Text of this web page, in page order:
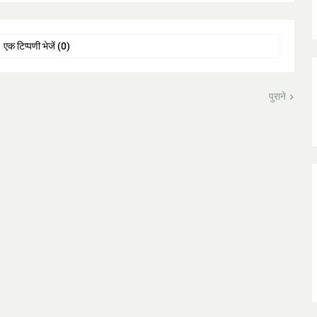
एक टिप्पणी भेजें (0)
पुराने